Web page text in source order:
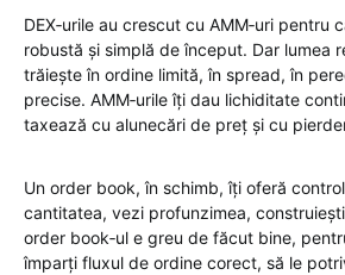
DEX‑urile au crescut cu AMM‑uri pentru
robustă și simplă de început. Dar lumea
trăiește în ordine limită, în spread, în
precise. AMM‑urile îți dau lichiditate
taxează cu alunecări de preț și cu
Un order book, în schimb, îți oferă
cantitatea, vezi profunzimea,
order book‑ul e greu de făcut bine,
împarți fluxul de ordine corect, să le